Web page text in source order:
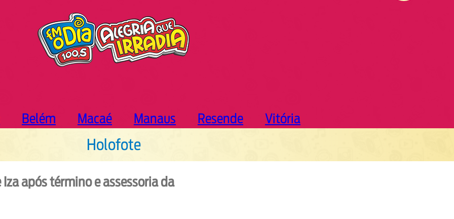
Belém Macaé Manaus Resende Vitória
Holofote
após término e assessoria da